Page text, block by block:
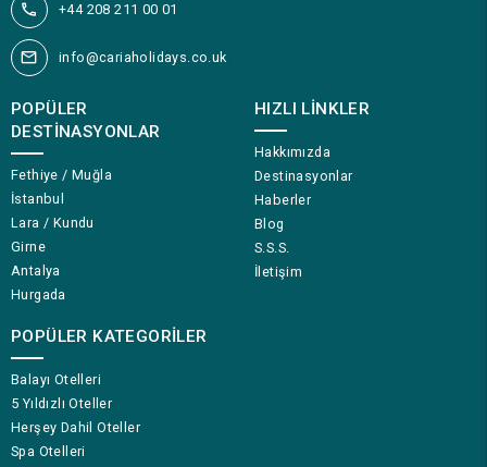
+44 208 211 00 01
info@cariaholidays.co.uk
POPÜLER
DESTINASYONLAR
Fethiye / Muğla
İstanbul
Lara / Kundu
Girne
Antalya
Hurgada
POPÜLER KATEGORILER
Balayı Otelleri
5 Yıldızlı Oteller
Herşey Dahil Oteller
Spa Otelleri
HIZLI LINKLER
Hakkımızda
Destinasyonlar
Haberler
Blog
S.S.S.
İletişim